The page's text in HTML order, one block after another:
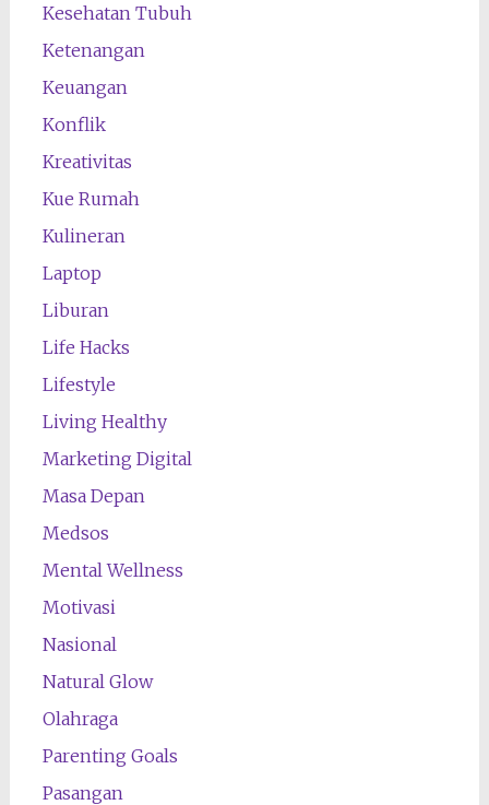
Kesehatan Tubuh
Ketenangan
Keuangan
Konflik
Kreativitas
Kue Rumah
Kulineran
Laptop
Liburan
Life Hacks
Lifestyle
Living Healthy
Marketing Digital
Masa Depan
Medsos
Mental Wellness
Motivasi
Nasional
Natural Glow
Olahraga
Parenting Goals
Pasangan